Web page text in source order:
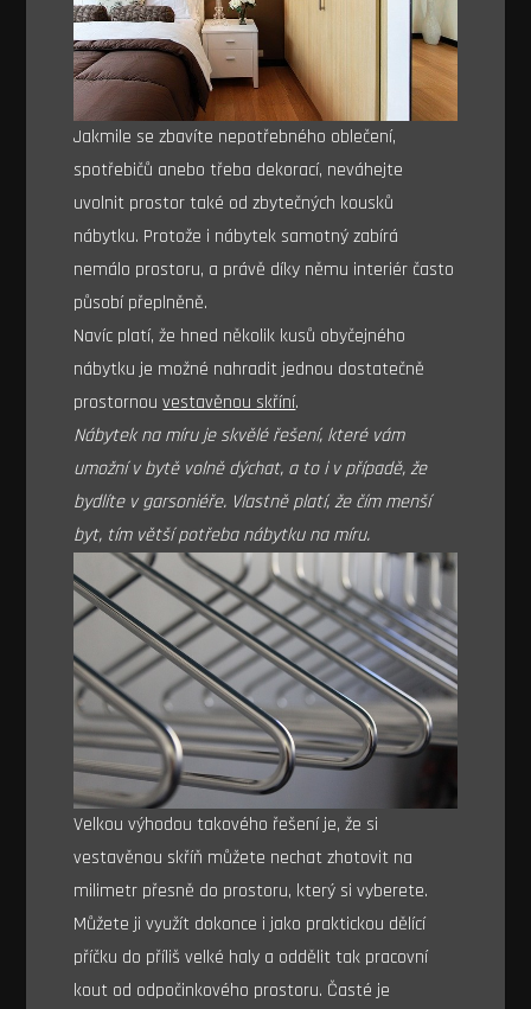
Jakmile se zbavíte nepotřebného oblečení,
spotřebičů anebo třeba dekorací, neváhejte
uvolnit prostor také od zbytečných kousků
nábytku. Protože i nábytek samotný zabírá
nemálo prostoru, a právě díky němu interiér často
působí přeplněně.
Navíc platí, že hned několik kusů obyčejného
nábytku je možné nahradit jednou dostatečně
prostornouvestavěnou skříní.
Nábytek na míru je skvělé řešení, které vám
umožní v bytě volně dýchat, a to i v případě, že
bydlíte v garsoniéře. Vlastně platí, že čím menší
byt, tím větší potřeba nábytku na míru.
Velkou výhodou takového řešení je, že si
vestavěnou skříň můžete nechat zhotovit na
milimetr přesně do prostoru, který si vyberete.
Můžete ji využít dokonce i jako praktickou dělící
příčku do příliš velké haly a oddělit tak pracovní
kout od odpočinkového prostoru. Časté je